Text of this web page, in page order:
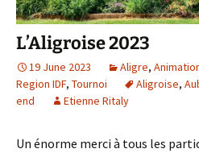
L’Aligroise 2023
19 June 2023 Aligre,
Region IDF, Tournoi Aligroise,
end
Etienne Ritaly
Un énorme merci à tous les